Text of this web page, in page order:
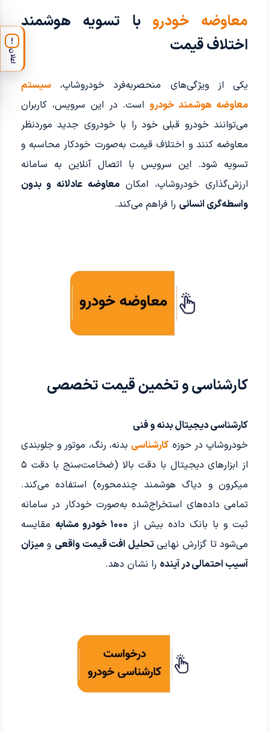
معاوضه خودروبا تسویه هوشمند
اختلاف قیمت
یکی از ویژگی‌های منحصربه‌فرد خودروشاپ،سیستم
معاوضه هوشمند خودرو است. در این سرویس، کاربران
می‌توانند خودرو قبلی خود را با خودروی جدید موردنظر
معاوضه کنند و اختلاف قیمت به‌صورت خودکار محاسبه و
تسویه شود. این سرویس با اتصال آنلاین به سامانه
ارزش‌گذاری خودروشاپ، امکان معاوضه عادلانه و بدون
واسطه‌گری انسانی را فراهم می‌کند.
کارشناسی و تخمین قیمت تخصصی
کارشناسی دیجیتال بدنه و فنی
خودروشاپ در حوزه کارشناسی بدنه، رنگ، موتور و جلوبندی
از ابزارهای دیجیتال با دقت بالا (ضخامت‌سنج با دقت ۵
میکرون و دیاگ هوشمند چندمحوره) استفاده می‌کند.
تمامی داده‌های استخراج‌شده به‌صورت خودکار در سامانه
ثبت و با بانک داده بیش از ۱۰۰۰ خودرو مشابه
مقایسه
می‌شود تا گزارش نهاییتحلیل افت قیمت واقعی ومیزان
آسیب احتمالی در آینده را نشان دهد.
!
اعلان